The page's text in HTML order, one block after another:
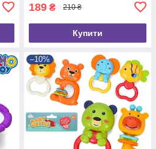
189 ₴ 210 ₴
Купити
–10%